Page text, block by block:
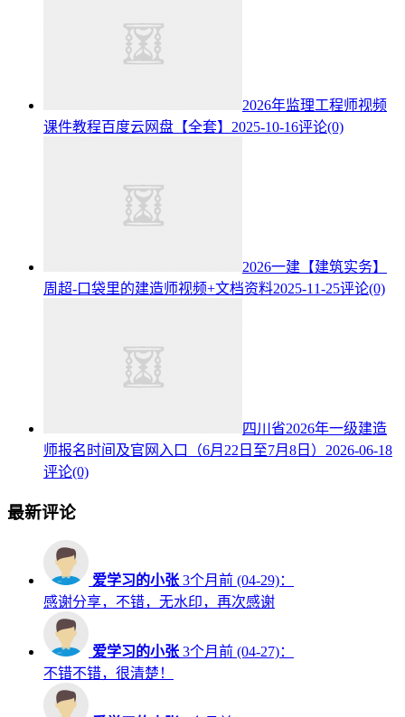
2026年监理工程师视频
课件教程百度云网盘【全套】 2025-10-16评论(0)
2026一建【建筑实务】
周超-口袋里的建造师视频+文档资料2025-11-25评论(0)
四川省2026年一级建造
师报名时间及官网入口（6月22日至7月8日） 2026-06-18
评论(0)
最新评论
爱学习的小张 3个月前 (04-29)：
感谢分享，不错，无水印，再次感谢
爱学习的小张 3个月前 (04-27)：
不错不错，很清楚！